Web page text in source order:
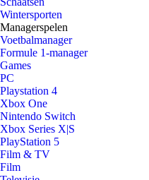
Wintersporten
Managerspelen
Voetbalmanager
Formule 1-manager
Games
PC
Playstation 4
Xbox One
Nintendo Switch
Xbox Series X|S
PlayStation 5
Film & TV
Film